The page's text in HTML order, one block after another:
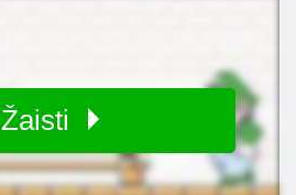
Žaisti